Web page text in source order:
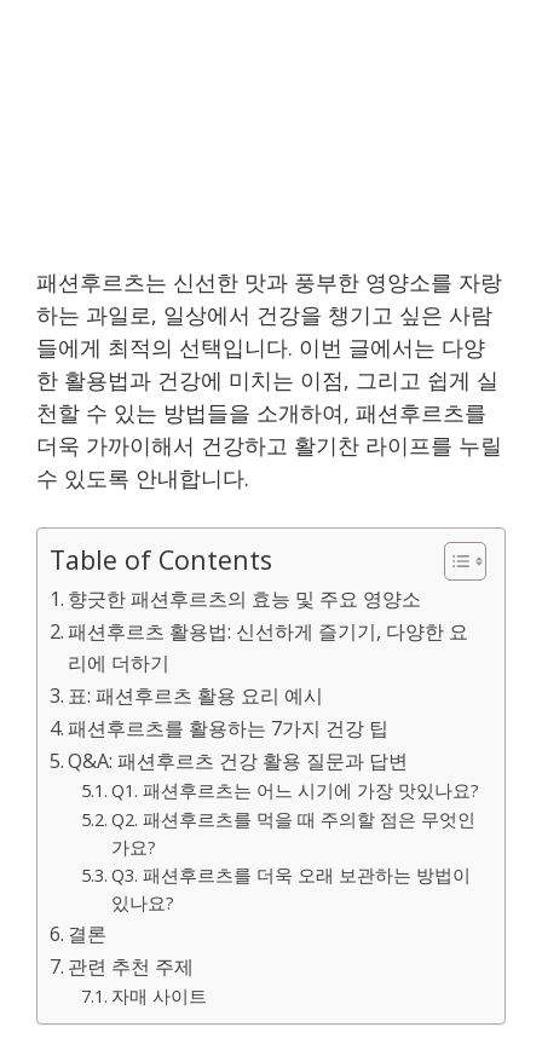
패션후르츠는 신선한 맛과 풍부한 영양소를 자랑
하는 과일로, 일상에서 건강을 챙기고 싶은 사람
들에게 최적의 선택입니다. 이번 글에서는 다양
한 활용법과 건강에 미치는 이점, 그리고 쉽게 실
천할 수 있는 방법들을 소개하여, 패션후르츠를
더욱 가까이해서 건강하고 활기찬 라이프를 누릴
수 있도록 안내합니다.
Table of Contents
향긋한 패션후르츠의 효능 및 주요 영양소
패션후르츠 활용법: 신선하게 즐기기, 다양한 요
리에 더하기
표: 패션후르츠 활용 요리 예시
패션후르츠를 활용하는 7가지 건강 팁
Q&A: 패션후르츠 건강 활용 질문과 답변
Q1. 패션후르츠는 어느 시기에 가장 맛있나요?
Q2. 패션후르츠를 먹을 때 주의할 점은 무엇인
가요?
Q3. 패션후르츠를 더욱 오래 보관하는 방법이
있나요?
결론
관련 추천 주제
자매 사이트